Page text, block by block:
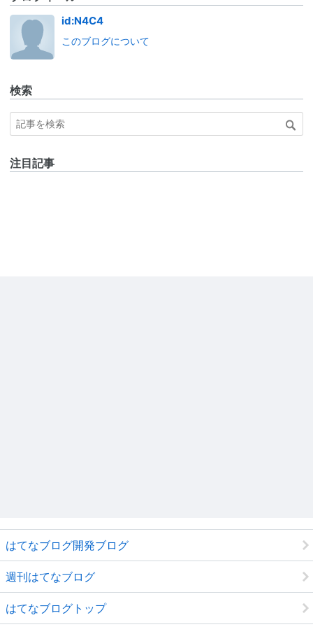
id:N4C4
このブログについて
検索
注目記事
はてなブログ開発ブログ
週刊はてなブログ
はてなブログトップ